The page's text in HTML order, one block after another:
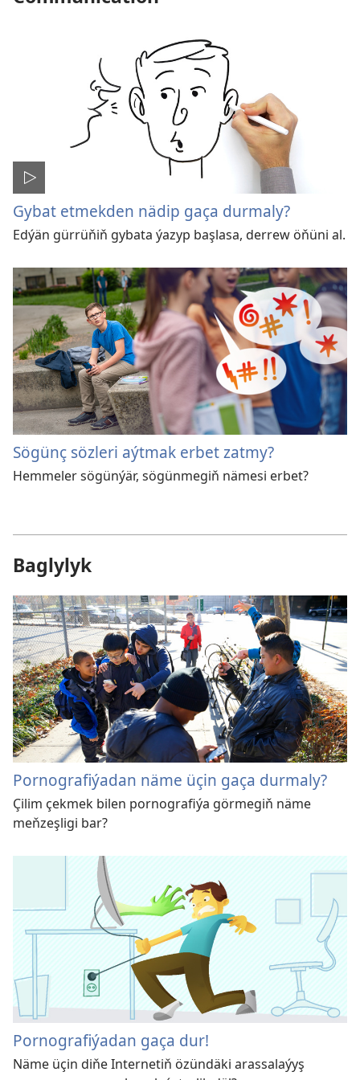
Gybat etmekden nädip gaça durmaly?
Edýän gürrüňiň gybata ýazyp başlasa, derrew öňüni al.
Sögünç sözleri aýtmak erbet zatmy?
Hemmeler sögünýär, sögünmegiň nämesi erbet?
Baglylyk
Pornografiýadan näme üçin gaça durmaly?
Çilim çekmek bilen pornografiýa görmegiň näme
meňzeşligi bar?
Pornografiýadan gaça dur!
Näme üçin diňe Internetiň özündäki arassalaýyş